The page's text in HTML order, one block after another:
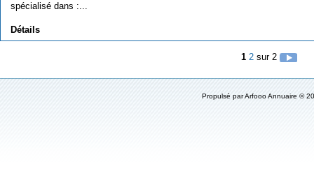
spécialisé dans :...
Détails
1 2 sur 2
Propulsé parArfooo Annuaire ©